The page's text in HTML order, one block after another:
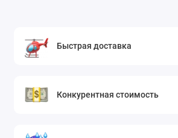
Быстрая доставка
Конкурентная стоимость